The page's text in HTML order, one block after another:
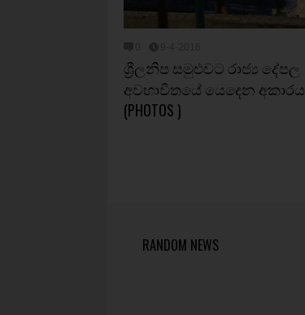
ශ්‍රීලනිප සමුළුවට රාජ්‍ය දේපල
අවභාවිතයේ යෙදෙන අකාරය
(PHOTOS )
RANDOM NEWS